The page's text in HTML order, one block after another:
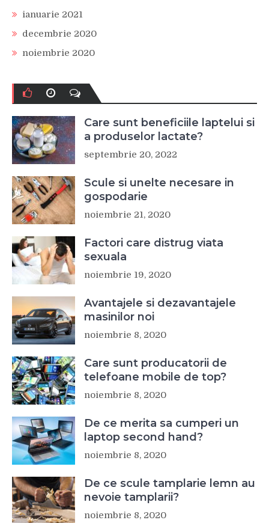
ianuarie 2021
decembrie 2020
noiembrie 2020
Care sunt beneficiile laptelui si
a produselor lactate?
septembrie 20, 2022
Scule si unelte necesare in
gospodarie
noiembrie 21, 2020
Factori care distrug viata
sexuala
noiembrie 19, 2020
Avantajele si dezavantajele
masinilor noi
noiembrie 8, 2020
Care sunt producatorii de
telefoane mobile de top?
noiembrie 8, 2020
De ce merita sa cumperi un
laptop second hand?
noiembrie 8, 2020
De ce scule tamplarie lemn au
nevoie tamplarii?
noiembrie 8, 2020